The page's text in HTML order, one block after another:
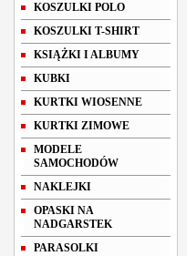
KOSZULKI POLO
KOSZULKI T-SHIRT
KSIĄŻKI I ALBUMY
KUBKI
KURTKI WIOSENNE
KURTKI ZIMOWE
MODELE
SAMOCHODÓW
NAKLEJKI
OPASKI NA
NADGARSTEK
PARASOLKI